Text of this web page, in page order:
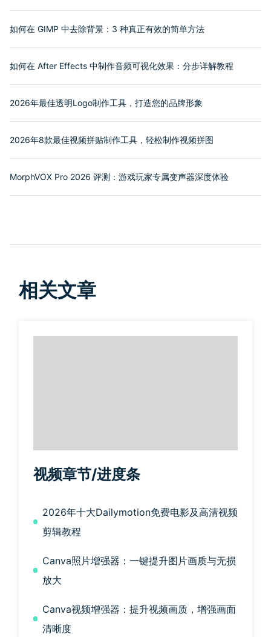
如何在 GIMP 中去除背景：3 种真正有效的简单方法
如何在 After Effects 中制作音频可视化效果：分步详解教程
2026年最佳透明Logo制作工具，打造您的品牌形象
2026年8款最佳视频拼贴制作工具，轻松制作视频拼图
MorphVOX Pro 2026 评测：游戏玩家专属变声器深度体验
相关文章
视频章节/进度条
2026年十大Dailymotion免费电影及高清视频
剪辑教程
Canva照片增强器：一键提升图片画质与无损
放大
Canva视频增强器：提升视频画质，增强画面
清晰度